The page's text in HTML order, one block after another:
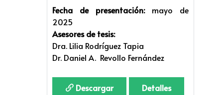
Fecha de presentación: mayo de
2025
Asesores de tesis:
Dra. Lilia Rodríguez Tapia
Dr. Daniel A. Revollo Fernández
Descargar Detalles